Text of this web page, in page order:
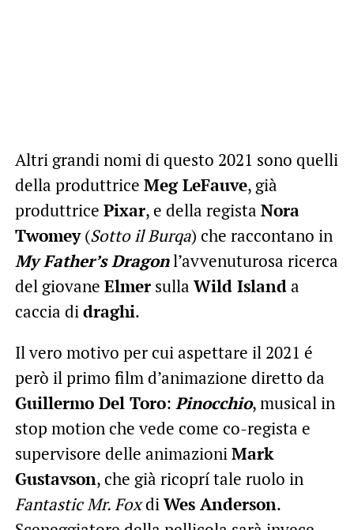
Altri grandi nomi di questo 2021 sono quelli
della produttrice Meg LeFauve, già
produttrice Pixar, e della regista Nora
Twomey(Sotto il Burqa) che raccontano in
My Father’s Dragonl’avvenuturosa ricerca
del giovane Elmersulla Wild Islanda
caccia di draghi.
Il vero motivo per cui aspettare il 2021 é
però il primo film d’animazione diretto da
Guillermo Del Toro: Pinocchio, musical in
stop motion che vede come co-regista e
supervisore delle animazioni Mark
Gustavson, che già ricoprí tale ruolo in
Fantastic Mr. Foxdi Wes Anderson.